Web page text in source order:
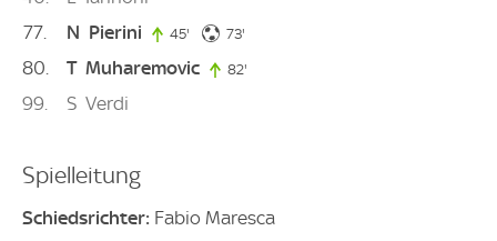
77
N Pierini 45' 45. minute
73'
80 T Muharemovic 82'
99 S Verdi
Spielleitung
Schiedsrichter: Fabio Maresca